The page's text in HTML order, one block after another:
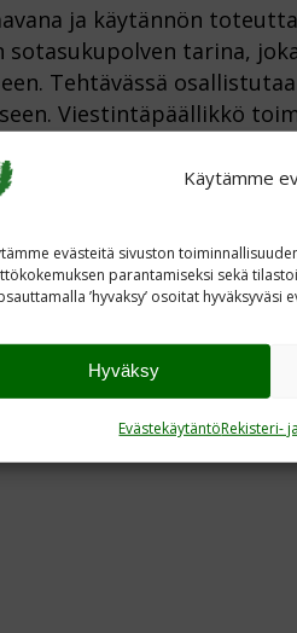
Käytämme
evästeitä sivuston
parantamiseksi sekä
’hyvaksy’ osoitat hyväksyväsi
Hyväksy
EvästekäytäntöRekisteri-
ja käytännön
tarina,
Tehtävässä
Viestintäpäällikkö